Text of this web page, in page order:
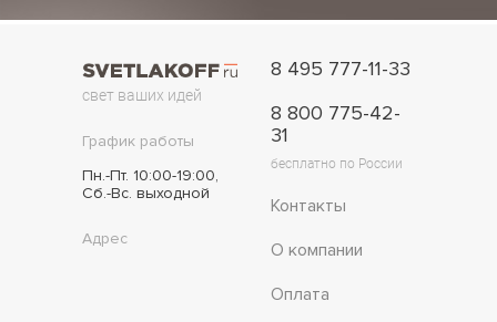
свет ваших идей
График работы
Пн.-Пт. 10:00-19:00,
Сб.-Вс. выходной
Адрес
8 495 777-11-33
8 800 775-42-
31
бесплатно по России
Контакты
О компании
Оплата